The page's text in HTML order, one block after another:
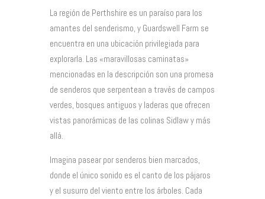
La región de Perthshire es un paraíso para los
amantes del senderismo, y Guardswell Farm se
encuentra en una ubicación privilegiada para
explorarla. Las «maravillosas caminatas»
mencionadas en la descripción son una promesa
de senderos que serpentean a través de campos
verdes, bosques antiguos y laderas que ofrecen
vistas panorámicas de las colinas Sidlaw y más
allá.
Imagina pasear por senderos bien marcados,
donde el único sonido es el canto de los pájaros
y el susurro del viento entre los árboles. Cada